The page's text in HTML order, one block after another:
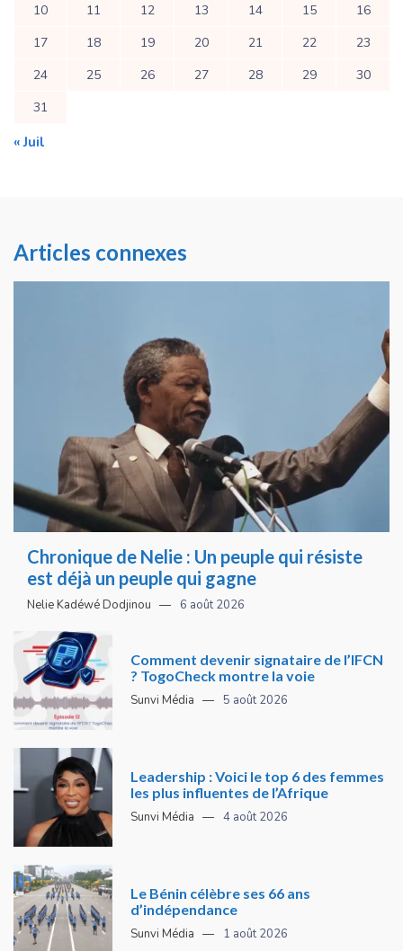
10
11 12 13 14 15
16
17
18 19 20 21 22
23
24
25 26 27 28 29
30
31
« Juil
Articles connexes
Chronique de Nelie : Un peuple qui résiste
est déjà un peuple qui gagne
Nelie Kadéwé Dodjinou 6 août 2026
Comment devenir signataire de l’IFCN
? TogoCheck montre la voie
Sunvi Média 5 août 2026
Leadership : Voici le top 6 des femmes
les plus influentes de l’Afrique
Sunvi Média 4 août 2026
Le Bénin célèbre ses 66 ans
d’indépendance
Sunvi Média 1 août 2026